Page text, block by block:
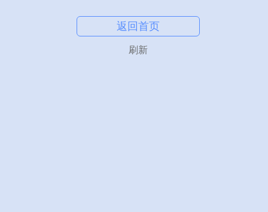
刷新
返回首页